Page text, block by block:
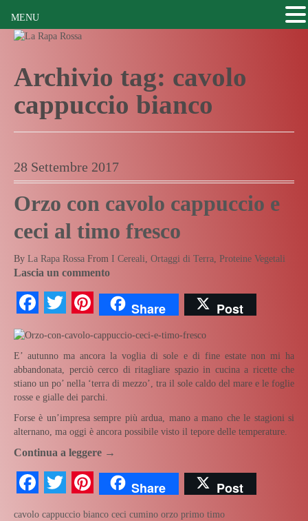
Archivio tag: cavolo
cappuccio bianco
28 Settembre 2017
Orzo con cavolo cappuccio e
ceci al timo fresco
By La Rapa Rossa From I Cereali, Ortaggi di Terra, Proteine Vegetali
Lascia un commento
Facebook
TwitterPinterest
Share Post
E’ autunno ma ancora la voglia di sole e di fine estate non mi ha
abbandonata, perciò cerco di ritagliare spazio in cucina a ricette che
stiano un po’ nella ‘terra di mezzo’, tra il sole caldo del mare e le foglie
rosse e gialle dei parchi.
Forse è un’impresa sempre più ardua, mano a mano che le stagioni si
alternano, ma oggi è ancora possibile visto il tepore delle temperature.
Continua a leggere →
Facebook
TwitterPinterest
Share Post
cavolo cappuccio bianco ceci cumino orzo primo timo
MENU